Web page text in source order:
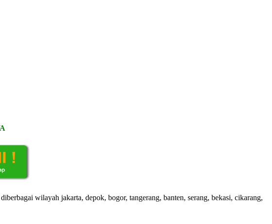
wilayah jakarta, depok, bogor, tangerang, banten, serang, bekasi, cikarang,